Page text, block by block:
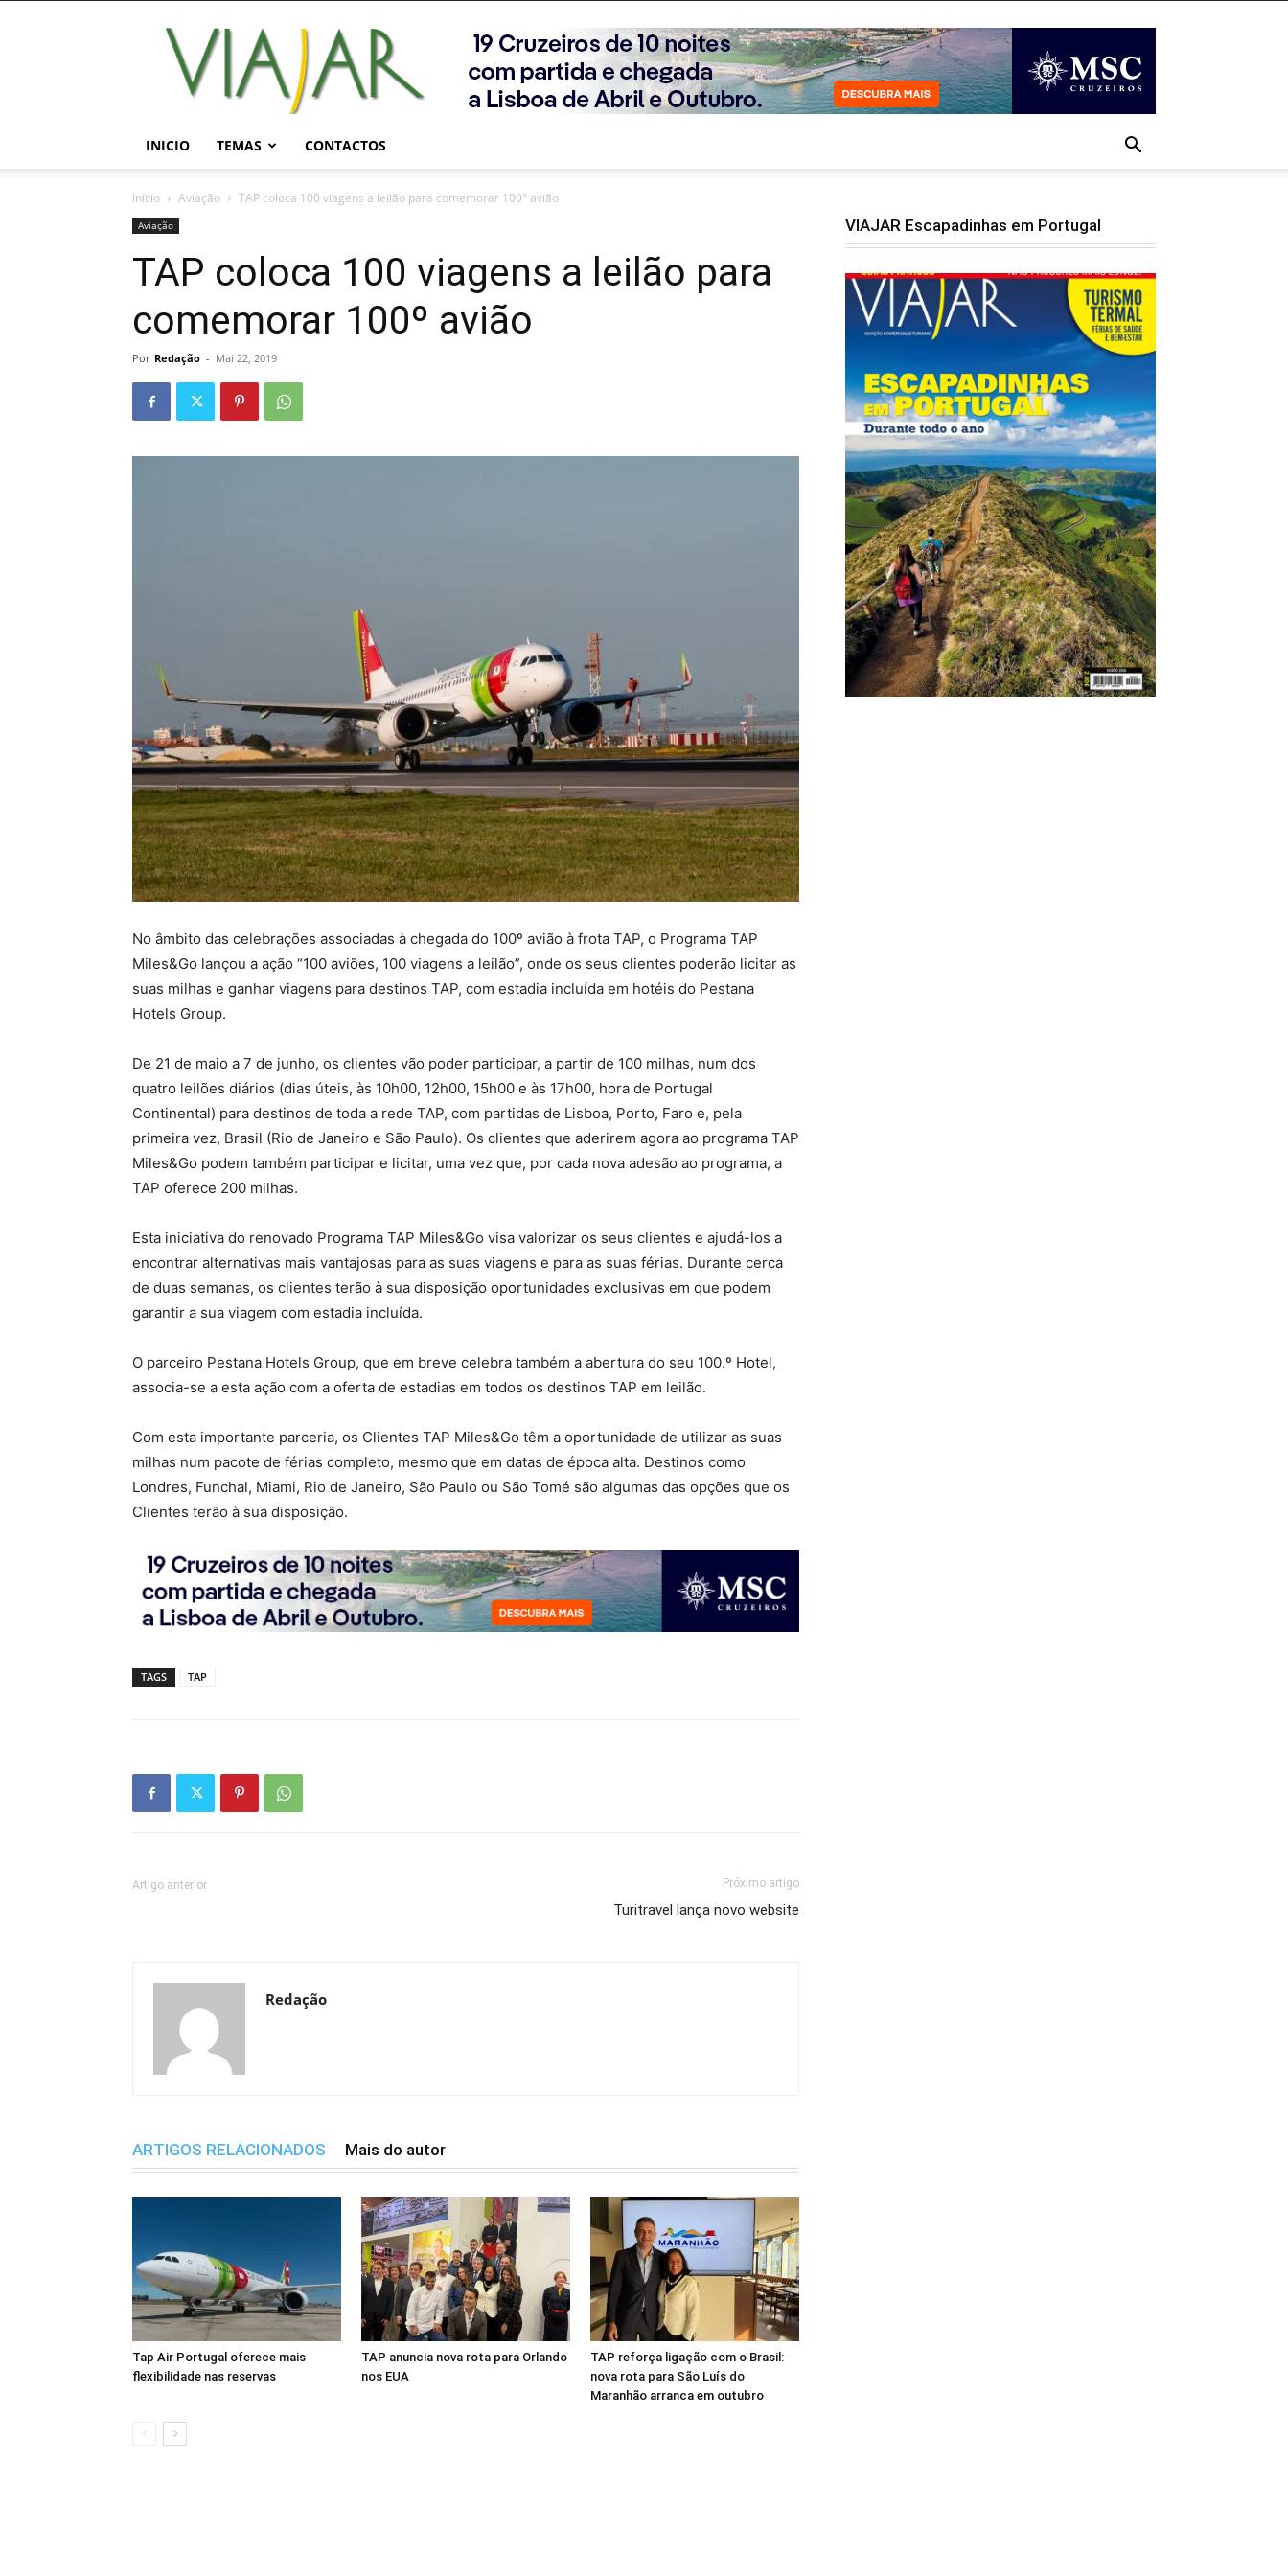
Viajar
Magazine
Online
INICIO TEMAS CONTACTOS
Início Aviação TAP coloca 100 viagens a leilão para comemorar 100º avião
Aviação
TAP coloca 100 viagens a leilão para
comemorar 100º avião
Por Redação - Mai 22, 2019
No âmbito das celebrações associadas à chegada do 100º avião à frota TAP, o Programa TAP
Miles&Go lançou a ação “100 aviões, 100 viagens a leilão”, onde os seus clientes poderão licitar as
suas milhas e ganhar viagens para destinos TAP, com estadia incluída em hotéis do Pestana
Hotels Group.
De 21 de maio a 7 de junho, os clientes vão poder participar, a partir de 100 milhas, num dos
quatro leilões diários (dias úteis, às 10h00, 12h00, 15h00 e às 17h00, hora de Portugal
Continental) para destinos de toda a rede TAP, com partidas de Lisboa, Porto, Faro e, pela
primeira vez, Brasil (Rio de Janeiro e São Paulo). Os clientes que aderirem agora ao programa TAP
Miles&Go podem também participar e licitar, uma vez que, por cada nova adesão ao programa, a
TAP oferece 200 milhas.
Esta iniciativa do renovado Programa TAP Miles&Go visa valorizar os seus clientes e ajudá-los a
encontrar alternativas mais vantajosas para as suas viagens e para as suas férias. Durante cerca
de duas semanas, os clientes terão à sua disposição oportunidades exclusivas em que podem
garantir a sua viagem com estadia incluída.
O parceiro Pestana Hotels Group, que em breve celebra também a abertura do seu 100.º Hotel,
associa-se a esta ação com a oferta de estadias em todos os destinos TAP em leilão.
Com esta importante parceria, os Clientes TAP Miles&Go têm a oportunidade de utilizar as suas
milhas num pacote de férias completo, mesmo que em datas de época alta. Destinos como
Londres, Funchal, Miami, Rio de Janeiro, São Paulo ou São Tomé são algumas das opções que os
Clientes terão à sua disposição.
TAGS TAP
Artigo anterior Próximo artigo
Turitravel lança novo website
Redação
ARTIGOS RELACIONADOS Mais do autor
Tap Air Portugal oferece mais
flexibilidade nas reservas
TAP anuncia nova rota para Orlando
nos EUA
TAP reforça ligação com o Brasil:
nova rota para São Luís do
Maranhão arranca em outubro
VIAJAR Escapadinhas em Portugal